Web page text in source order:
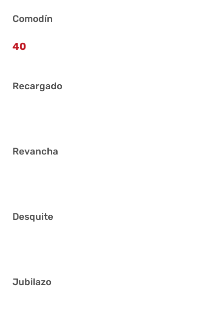
Comodín
40
Recargado
Revancha
Desquite
Jubilazo